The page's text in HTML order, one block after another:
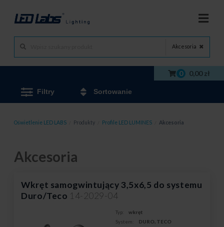
Akcesoria
0 0,00 zł
Filtry Sortowanie
Oświetlenie LED LABS Produkty Profile LED LUMINES Akcesoria
Akcesoria
Wkręt samogwintujący 3,5x6,5 do systemu
Duro/Teco 14-2029-04
Typ:
wkręt
System:
DURO, TECO